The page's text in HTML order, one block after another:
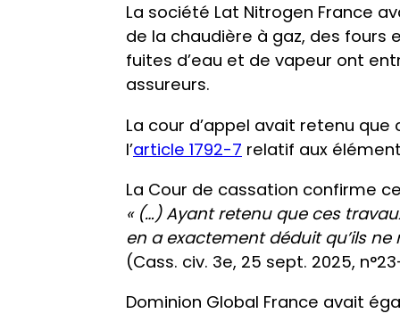
La société Lat Nitrogen France
de la chaudière à gaz, des fours
fuites d’eau et de vapeur ont
assureurs.
La cour d’appel avait retenu
l’article 1792-7 relatif aux
La Cour de cassation confirme
« (…) Ayant retenu que ces
en a exactement déduit qu’ils ne
(Cass. civ. 3e, 25 sept. 2025,
Dominion Global France avait